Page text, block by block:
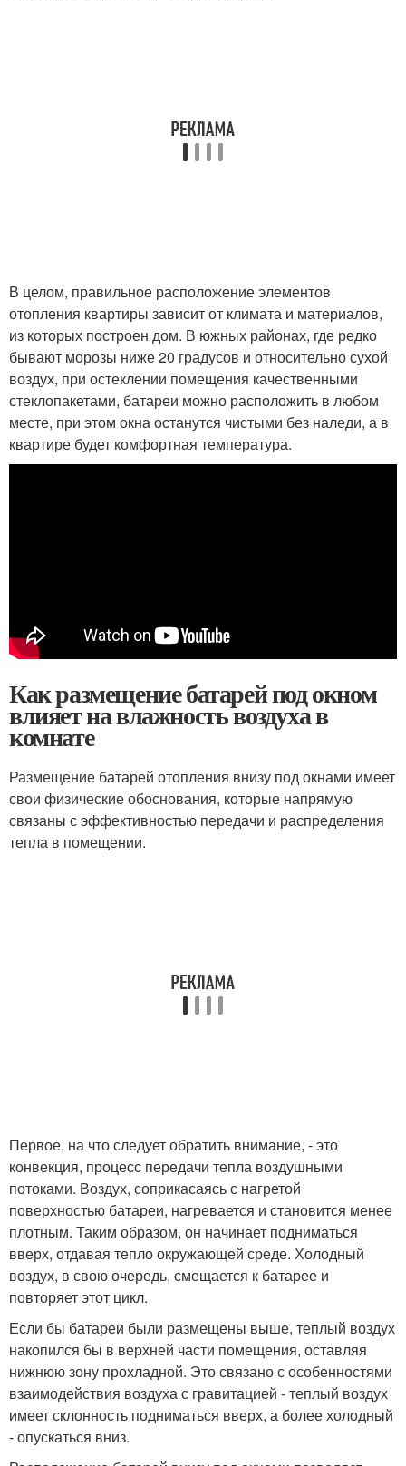
В целом, правильное расположение элементов
отопления квартиры зависит от климата и материалов,
из которых построен дом. В южных районах, где редко
бывают морозы ниже 20 градусов и относительно сухой
воздух, при остеклении помещения качественными
стеклопакетами, батареи можно расположить в любом
месте, при этом окна останутся чистыми без наледи, а в
квартире будет комфортная температура.
Как размещение батарей под окном
влияет на влажность воздуха в
комнате
Размещение батарей отопления внизу под окнами имеет
свои физические обоснования, которые напрямую
связаны с эффективностью передачи и распределения
тепла в помещении.
Первое, на что следует обратить внимание, - это
конвекция, процесс передачи тепла воздушными
потоками. Воздух, соприкасаясь с нагретой
поверхностью батареи, нагревается и становится менее
плотным. Таким образом, он начинает подниматься
вверх, отдавая тепло окружающей среде. Холодный
воздух, в свою очередь, смещается к батарее и
повторяет этот цикл.
Если бы батареи были размещены выше, теплый воздух
накопился бы в верхней части помещения, оставляя
нижнюю зону прохладной. Это связано с особенностями
взаимодействия воздуха с гравитацией - теплый воздух
имеет склонность подниматься вверх, а более холодный
- опускаться вниз.